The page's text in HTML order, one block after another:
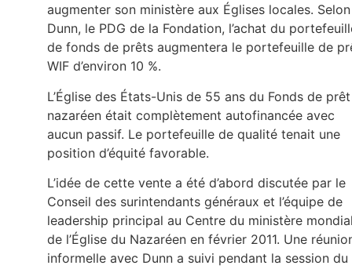
augmenter son ministère aux Églises locales. Selon
Dunn, le PDG de la Fondation, l’achat du
de fonds de prêts augmentera le portefeuille de
WIF d’environ 10 %.
L’Église des États-Unis de 55 ans du Fonds de prêt
nazaréen était complètement autofinancée avec
aucun passif. Le portefeuille de qualité tenait une
position d’équité favorable.
L’idée de cette vente a été d’abord discutée par le
Conseil des surintendants généraux et l’équipe de
leadership principal au Centre du ministère
de l’Église du Nazaréen en février 2011. Une
informelle avec Dunn a suivi pendant la session du